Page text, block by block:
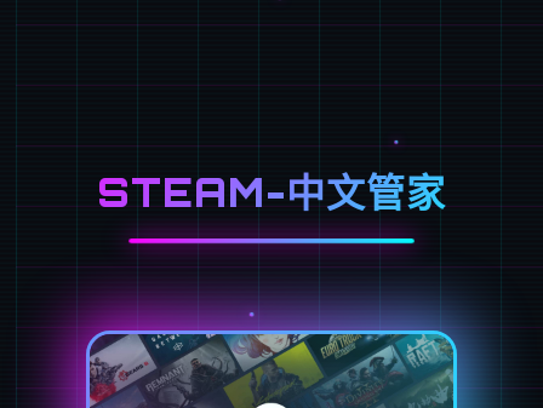
STEAM-中文管家